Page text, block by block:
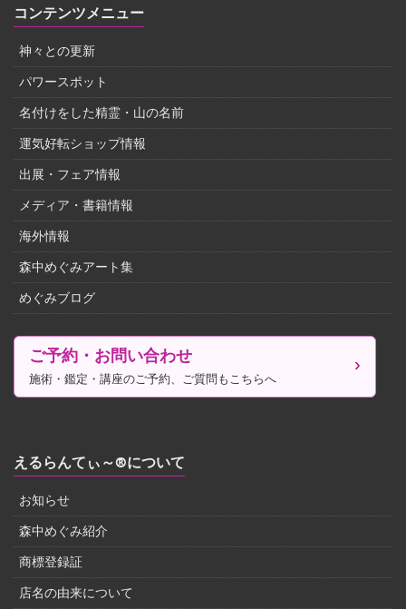
コンテンツメニュー
神々との更新
パワースポット
名付けをした精霊・山の名前
運気好転ショップ情報
出展・フェア情報
メディア・書籍情報
海外情報
森中めぐみアート集
めぐみブログ
ご予約・お問い合わせ
施術・鑑定・講座のご予約、ご質問もこちらへ
えるらんてぃ～®について
お知らせ
森中めぐみ紹介
商標登録証
店名の由来について